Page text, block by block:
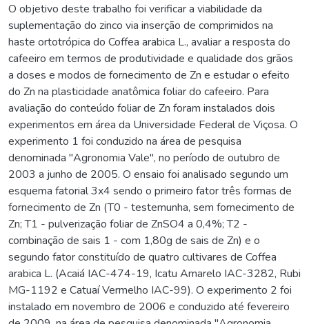
O objetivo deste trabalho foi verificar a viabilidade da
suplementação do zinco via inserção de comprimidos na
haste ortotrópica do Coffea arabica L., avaliar a resposta do
cafeeiro em termos de produtividade e qualidade dos grãos
a doses e modos de fornecimento de Zn e estudar o efeito
do Zn na plasticidade anatômica foliar do cafeeiro. Para
avaliação do conteúdo foliar de Zn foram instalados dois
experimentos em área da Universidade Federal de Viçosa. O
experimento 1 foi conduzido na área de pesquisa
denominada "Agronomia Vale", no período de outubro de
2003 a junho de 2005. O ensaio foi analisado segundo um
esquema fatorial 3x4 sendo o primeiro fator três formas de
fornecimento de Zn (T0 - testemunha, sem fornecimento de
Zn; T1 - pulverização foliar de ZnSO4 a 0,4%; T2 -
combinação de sais 1 - com 1,80g de sais de Zn) e o
segundo fator constituído de quatro cultivares de Coffea
arabica L. (Acaiá IAC-474-19, Icatu Amarelo IAC-3282, Rubi
MG-1192 e Catuaí Vermelho IAC-99). O experimento 2 foi
instalado em novembro de 2006 e conduzido até fevereiro